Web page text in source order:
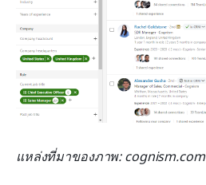
แหล่งที่มาของภาพ: cognism.com